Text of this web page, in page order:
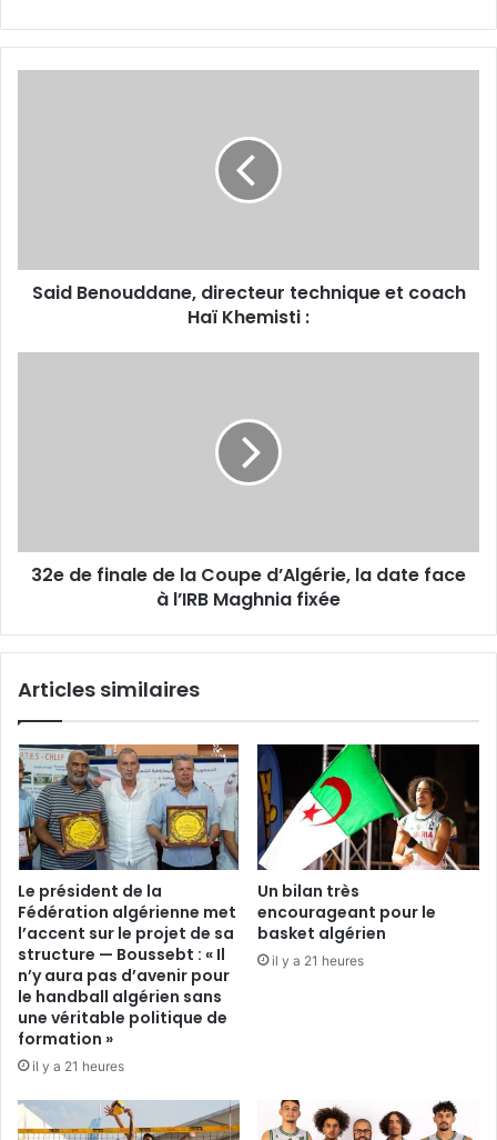
Said Benouddane, directeur technique et coach
Haï Khemisti :
date
face
32e de finale de la Coupe d’Algérie, la date face
à l’IRB Maghnia fixée
Articles similaires
Le président de la
Fédération algérienne met
l’accent sur le projet de sa
structure — Boussebt : « Il
n’y aura pas d’avenir pour
le handball algérien sans
une véritable politique de
formation »
il y a 21 heures
Un bilan très
encourageant pour le
basket algérien
il y a 21 heures